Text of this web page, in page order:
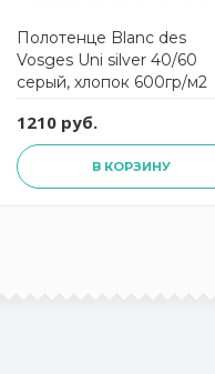
Полотенце Blanc des
Vosges Uni silver 40/60
серый, хлопок 600гр/м2
1210 руб.
В КОРЗИНУ